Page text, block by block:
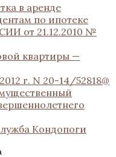
в аренде
по ипотеке
от 21.12.2010 №
квартиры —
г. N 20-14/52818@
Кондопоги